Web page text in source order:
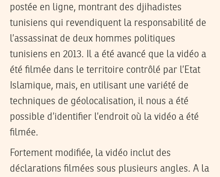
postée en ligne, montrant des djihadistes
tunisiens qui revendiquent la responsabilité de
l’assassinat de deux hommes politiques
tunisiens en 2013. Il a été avancé que la vidéo a
été filmée dans le territoire contrôlé par l’Etat
Islamique, mais, en utilisant une variété de
techniques de géolocalisation, il nous a été
possible d’identifier l’endroit où la vidéo a été
filmée.
Fortement modifiée, la vidéo inclut des
déclarations filmées sous plusieurs angles. A la